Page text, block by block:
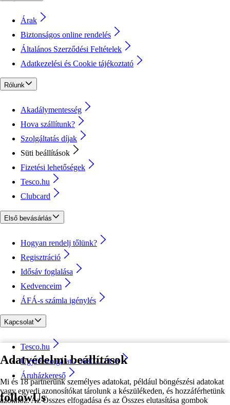
Adatvédelmi beállítások
Mi és 18 partnerünk személyes adatokat, például böngészési adatokat
vagy egyedi azonosítókat tárolunk a készülékeden, és hozzáférhetünk
azokhoz. Az Összes elfogadása és az Összes elutasítása gombok
Árak
Biztonságos online rendelés
Általános Szerződési Feltételek
Adatkezelési és Cookie tájékoztató
Rólunk
Akadálymentesség
Hova szállítunk?
Szolgáltatás díjak
Süti beállítások
Fizetési lehetőségek
Tesco.hu
Clubcard
Első bevásárlás
Hogyan rendelj tőlünk?
Regisztráció
Idősáv foglalása
Kedvenceim
ÁFÁ-s számla igénylés
Kapcsolat
Tesco.hu
Ügyfélszolgálat - 0680222333
Áruházkereső
followUs